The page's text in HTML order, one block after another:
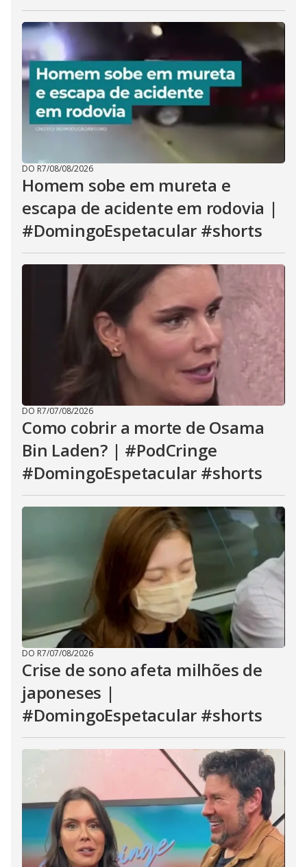
DO R7/08/08/2026
Homem sobe em mureta e
escapa de acidente em rodovia |
#DomingoEspetacular #shorts
DO R7/07/08/2026
Como cobrir a morte de Osama
Bin Laden? | #PodCringe
#DomingoEspetacular #shorts
DO R7/07/08/2026
Crise de sono afeta milhões de
japoneses |
#DomingoEspetacular #shorts